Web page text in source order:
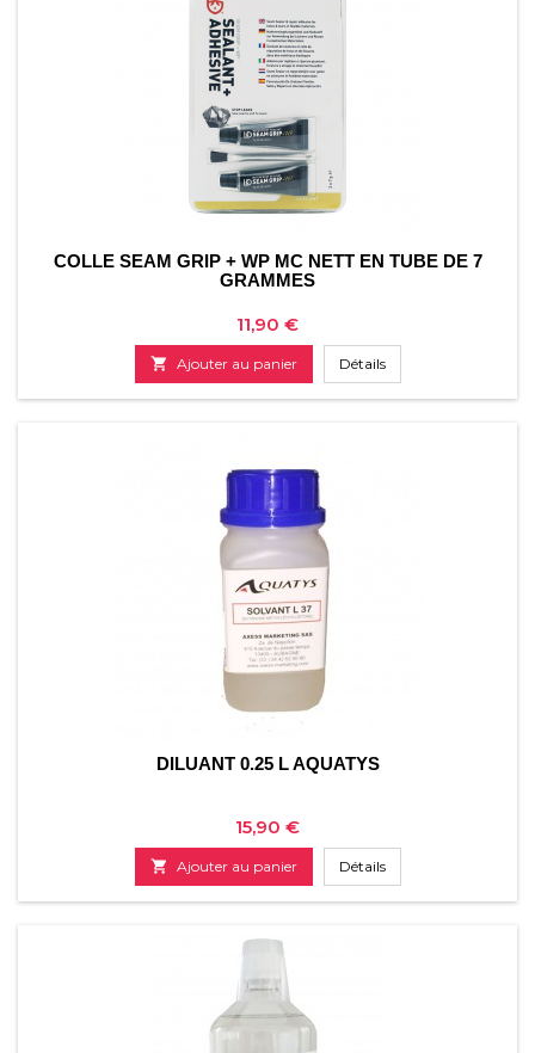
COLLE SEAM GRIP + WP MC NETT EN TUBE DE 7
GRAMMES
Prix
11,90 €
 Ajouter au panier Détails
DILUANT 0.25 L AQUATYS
Prix
15,90 €
 Ajouter au panier Détails